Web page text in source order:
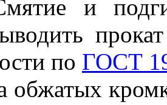
и
по ГОСТ
обжатых